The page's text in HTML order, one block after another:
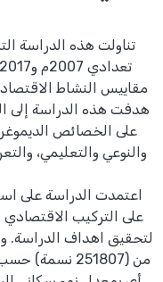
تناولت هذه الدراسة
هدفت هذه الدراسة إلى
على الخصائص
والنوعي والتعليمي،
اعتمدت الدراسة على
على التركيب الاقتصادي
لتحقيق اهداف الدراسة.